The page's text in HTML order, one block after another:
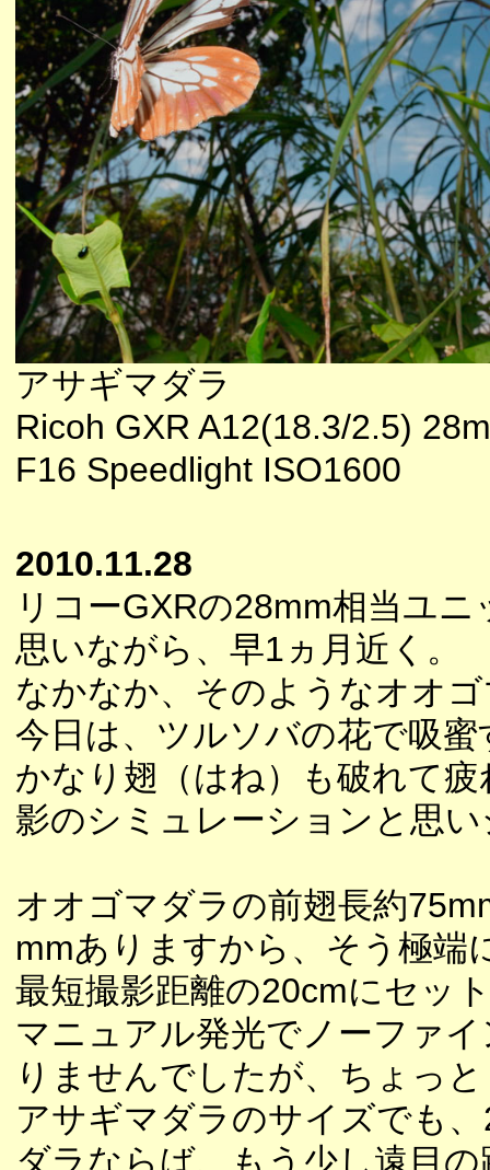
アサギマダラ
Ricoh GXR A12(18.3/2.5)
F16 Speedlight ISO1600
2010.11.28
リコーGXRの28mm相当ユ
思いながら、早1ヵ月近く。
なかなか、そのようなオオ
今日は、ツルソバの花で吸
かなり翅（はね）も破れて
影のシミュレーションと思
オオゴマダラの前翅長約
mmありますから、そう極端
最短撮影距離の20cmにセッ
マニュアル発光でノーファ
りませんでしたが、ちょっ
アサギマダラのサイズでも
ダラならば、もう少し遠目